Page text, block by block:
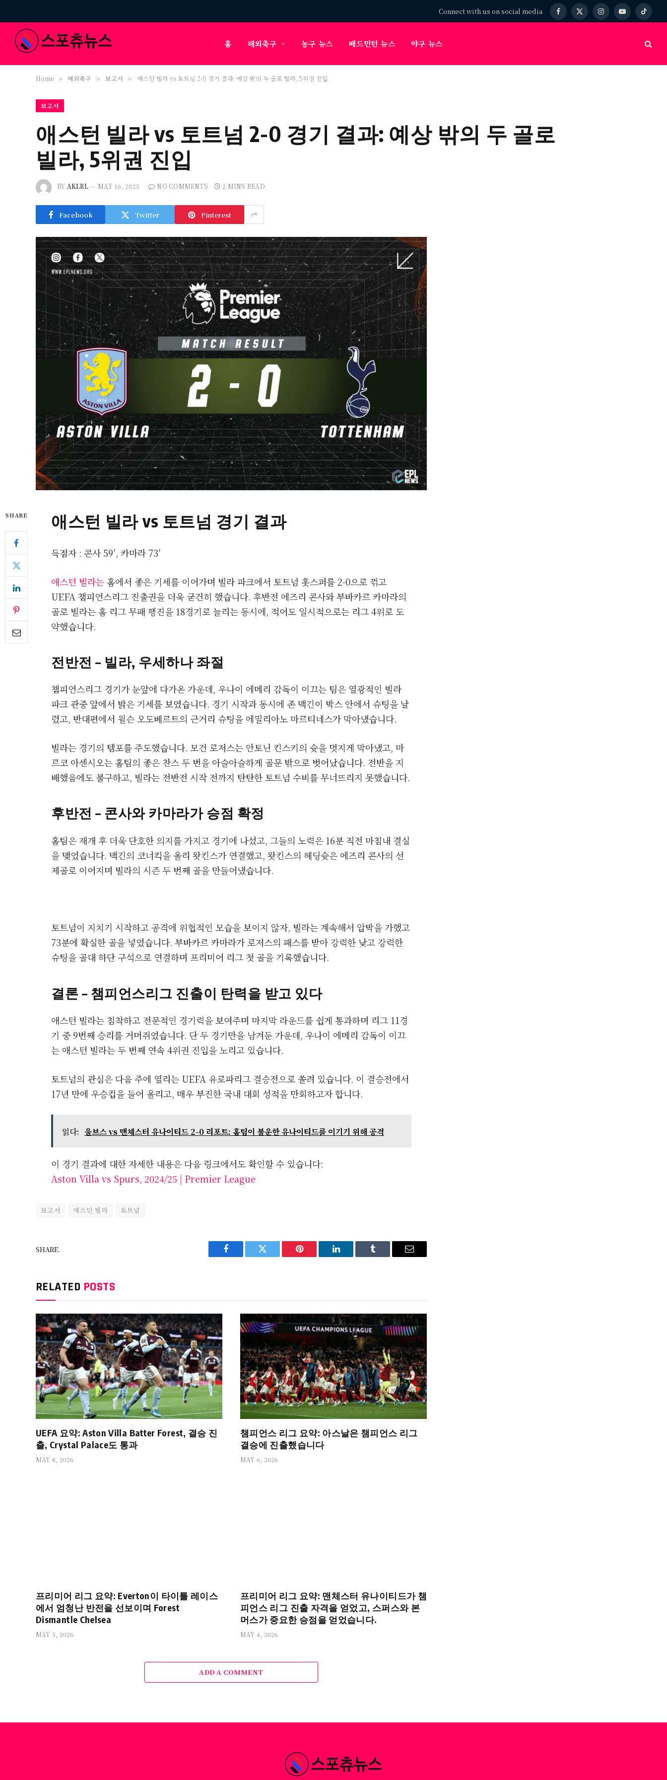
Connect with us on social media Facebook
X
InstagramYouTubeTikTok
홈 해외축구 농구 뉴스 배드민턴 뉴스 야구 뉴스
Home » 해외축구 » 보고서 » 애스턴 빌라 vs 토트넘 2-0 경기 결과: 예상 밖의 두 골로 빌라, 5위권 진입
보고서
애스턴 빌라 vs 토트넘 2-0 경기 결과: 예상 밖의 두 골로
빌라, 5위권 진입
BY AKLRL MAY 16, 2025 NO COMMENTS 2 MINS READ
Facebook Twitter Pinterest
SHARE 애스턴 빌라 vs 토트넘 경기 결과
득점자 : 콘사 59′, 카마라 73′
애스턴 빌라는홈에서 좋은 기세를 이어가며 빌라 파크에서 토트넘 홋스퍼를 2-0으로 꺾고
UEFA 챔피언스리그 진출권을 더욱 굳건히 했습니다. 후반전 에즈리 콘사와 부바카르 카마라의
골로 빌라는 홈 리그 무패 행진을 18경기로 늘리는 동시에, 적어도 일시적으로는 리그 4위로 도
약했습니다.
전반전 – 빌라, 우세하나 좌절
챔피언스리그 경기가 눈앞에 다가온 가운데, 우나이 에메리 감독이 이끄는 팀은 열광적인 빌라
파크 관중 앞에서 밝은 기세를 보였습니다. 경기 시작과 동시에 존 맥긴이 박스 안에서 슈팅을 날
렸고, 반대편에서 윌슨 오도베르트의 근거리 슈팅을 에밀리아노 마르티네스가 막아냈습니다.
빌라는 경기의 템포를 주도했습니다. 모건 로저스는 안토닌 킨스키의 슛을 멋지게 막아냈고, 마
르코 아센시오는 홈팀의 좋은 찬스 두 번을 아슬아슬하게 골문 밖으로 벗어났습니다. 전반을 지
배했음에도 불구하고, 빌라는 전반전 시작 전까지 탄탄한 토트넘 수비를 무너뜨리지 못했습니다.
후반전 – 콘사와 카마라가 승점 확정
홈팀은 재개 후 더욱 단호한 의지를 가지고 경기에 나섰고, 그들의 노력은 16분 직전 마침내 결실
을 맺었습니다. 맥긴의 코너킥을 올리 왓킨스가 연결했고, 왓킨스의 헤딩슛은 에즈리 콘사의 선
제골로 이어지며 빌라의 시즌 두 번째 골을 만들어냈습니다.
토트넘이 지치기 시작하고 공격에 위협적인 모습을 보이지 않자, 빌라는 계속해서 압박을 가했고
73분에 확실한 골을 넣었습니다. 부바카르 카마라가 로저스의 패스를 받아 강력한 낮고 강력한
슈팅을 골대 하단 구석으로 연결하며 프리미어 리그 첫 골을 기록했습니다.
결론 – 챔피언스리그 진출이 탄력을 받고 있다
애스턴 빌라는 침착하고 전문적인 경기력을 보여주며 마지막 라운드를 쉽게 통과하며 리그 11경
기 중 9번째 승리를 거머쥐었습니다. 단 두 경기만을 남겨둔 가운데, 우나이 에메리 감독이 이끄
는 애스턴 빌라는 두 번째 연속 4위권 진입을 노리고 있습니다.
토트넘의 관심은 다음 주에 열리는 UEFA 유로파리그 결승전으로 쏠려 있습니다. 이 결승전에서
17년 만에 우승컵을 들어 올리고, 매우 부진한 국내 대회 성적을 만회하고자 합니다.
읽다: 울브스 vs 맨체스터 유나이티드 2-0 리포트: 홈팀이 불운한 유나이티드를 이기기 위해 공격
이 경기 결과에 대한 자세한 내용은 다음 링크에서도 확인할 수 있습니다:
Aston Villa vs Spurs, 2024/25 | Premier League
보고서 애스턴 빌라 토트넘
SHARE.
Facebook Twitter Pinterest LinkedIn Tumblr Email
RELATED POSTS
UEFA 요약: Aston Villa Batter Forest, 결승 진
출, Crystal Palace도 통과
MAY 8, 2026
챔피언스 리그 요약: 아스날은 챔피언스 리그
결승에 진출했습니다
MAY 6, 2026
프리미어 리그 요약: Everton이 타이틀 레이스
에서 엄청난 반전을 선보이며 Forest
Dismantle Chelsea
MAY 5, 2026
프리미어 리그 요약: 맨체스터 유나이티드가 챔
피언스 리그 진출 자격을 얻었고, 스퍼스와 본
머스가 중요한 승점을 얻었습니다.
MAY 4, 2026
ADD A COMMENT